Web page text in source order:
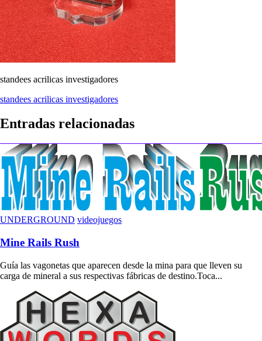
standees acrilicas investigadores
Navegación
de
entradas
standees acrilicas investigadores
Entradas relacionadas
UNDERGROUND videojuegos
Mine Rails Rush
Guía las vagonetas que aparecen desde la mina para que lleven su
carga de mineral a sus respectivas fábricas de destino.Toca...